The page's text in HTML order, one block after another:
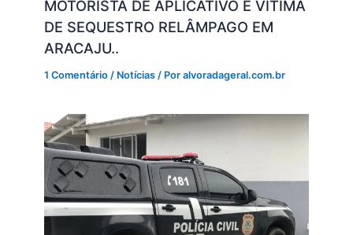
MOTORISTA DE APLICATIVO É VÍTIMA
DE SEQUESTRO RELÂMPAGO EM
ARACAJU..
1 Comentário / Notícias / Poralvoradageral.com.br